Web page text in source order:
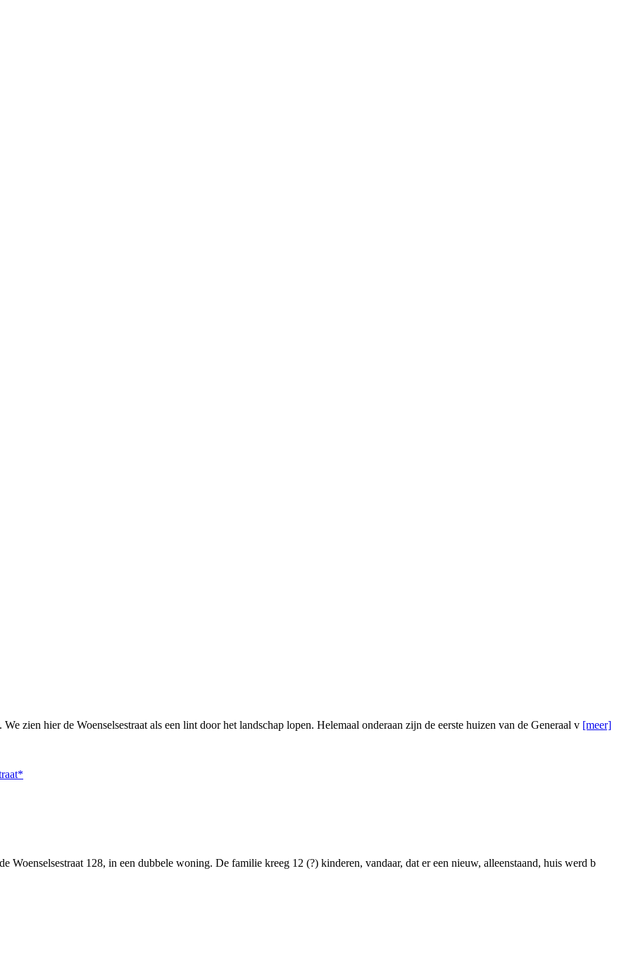
zien hier de Woenselsestraat als een lint door het landschap lopen. Helemaal onderaan zijn de eerste huizen van de Generaal v [meer]
Woenselsestraat 128, in een dubbele woning. De familie kreeg 12 (?) kinderen, vandaar, dat er een nieuw, alleenstaand, huis werd b